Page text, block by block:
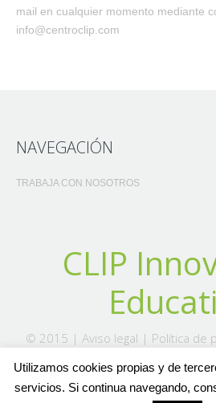
mail en cualquier momento mediante
info@centroclip.com
NAVEGACIÓN
TRABAJA CON NOSOTROS
CLIP
© 2015 | Aviso legal | Política de
Cookies
Utilizamos cookies propias y de
servicios. Si continua navegando,